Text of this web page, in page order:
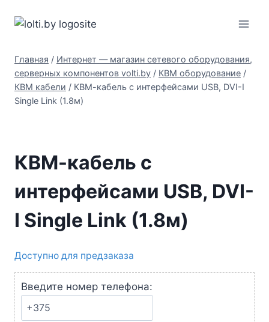
Главная / Интернет — магазин сетевого оборудования,
серверных компонентов volti.by / КВМ оборудование /
КВМ кабели / КВМ-кабель с интерфейсами USB, DVI-I
Single Link (1.8м)
КВМ-кабель с
интерфейсами USB, DVI-
I Single Link (1.8м)
Доступно для предзаказа
Введите номер телефона: